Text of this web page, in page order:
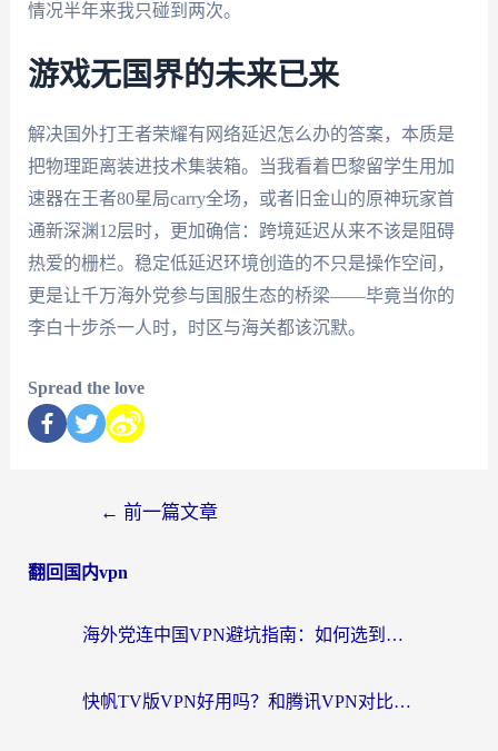
情况半年来我只碰到两次。
游戏无国界的未来已来
解决国外打王者荣耀有网络延迟怎么办的答案，本质是
把物理距离装进技术集装箱。当我看着巴黎留学生用加
速器在王者80星局carry全场，或者旧金山的原神玩家首
通新深渊12层时，更加确信：跨境延迟从来不该是阻碍
热爱的栅栏。稳定低延迟环境创造的不只是操作空间，
更是让千万海外党参与国服生态的桥梁——毕竟当你的
李白十步杀一人时，时区与海关都该沉默。
Spread the love
← 前一篇文章
翻回国内vpn
海外党连中国VPN避坑指南：如何选到真正能无缝刷国内资源的加速器？
快帆TV版VPN好用吗？和腾讯VPN对比哪个回国效果更好？海外党必看的真实体验指南